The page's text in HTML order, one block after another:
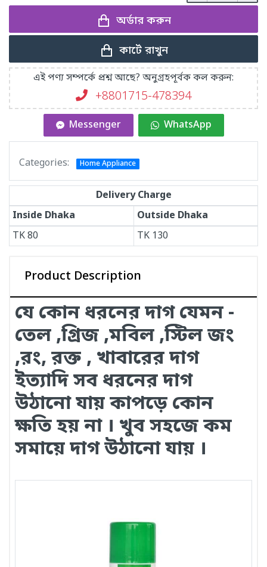
অর্ডার করুন
কার্টে রাখুন
এই পণ্য সম্পর্কে প্রশ্ন আছে? অনুগ্রহপূর্বক কল করুন:
+8801715-478394
Messenger WhatsApp
Categories: Home Appliance
Delivery Charge
Inside Dhaka
Outside Dhaka
TK80 TK 130
Product Description
যে কোন ধরনের দাগ যেমন -
তেল ,গ্রিজ ,মবিল ,স্টিল জং
,রং, রক্ত , খাবারের দাগ
ইত্যাদি সব ধরনের দাগ
উঠানো যায় কাপড়ে কোন
ক্ষতি হয় না । খুব সহজে কম
সমায়ে দাগ উঠানো যায় ।